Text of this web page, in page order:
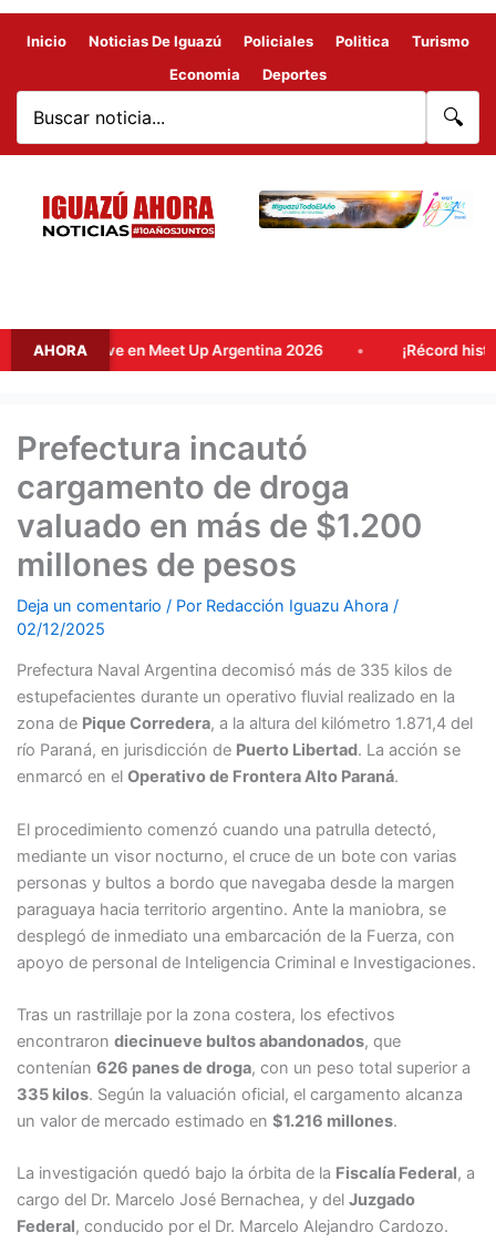
Inicio Noticias De Iguazú Policiales Politica
Turismo
Economia
Deportes
🔍
AHORA
clave en Meet Up Argentina 2026 ¡Récord histórico!
Prefectura incautó
cargamento de droga
valuado en más de $1.200
millones de pesos
Deja un comentario / Por Redacción Iguazu Ahora /
02/12/2025
Prefectura Naval Argentina decomisó más de 335 kilos de
estupefacientes durante un operativo fluvial realizado en la
zona de Pique Corredera, a la altura del kilómetro 1.871,4 del
río Paraná, en jurisdicción de Puerto Libertad. La acción se
enmarcó en el Operativo de Frontera Alto Paraná.
El procedimiento comenzó cuando una patrulla detectó,
mediante un visor nocturno, el cruce de un bote con varias
personas y bultos a bordo que navegaba desde la margen
paraguaya hacia territorio argentino. Ante la maniobra, se
desplegó de inmediato una embarcación de la Fuerza, con
apoyo de personal de Inteligencia Criminal e Investigaciones.
Tras un rastrillaje por la zona costera, los efectivos
encontraron diecinueve bultos abandonados, que
contenían 626 panes de droga, con un peso total superior a
335 kilos. Según la valuación oficial, el cargamento alcanza
un valor de mercado estimado en $1.216 millones.
La investigación quedó bajo la órbita de la Fiscalía Federal, a
cargo del Dr. Marcelo José Bernachea, y del Juzgado
Federal, conducido por el Dr. Marcelo Alejandro Cardozo.